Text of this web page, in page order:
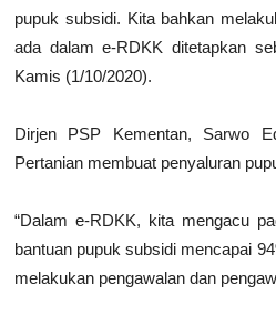
pupuk subsidi. Kita bahkan
ada dalam e-RDKK ditetapkan
Kamis (1/10/2020).
Dirjen PSP Kementan, Sarwo
Pertanian membuat penyaluran
“Dalam e-RDKK, kita mengacu
bantuan pupuk subsidi mencapai
melakukan pengawalan dan